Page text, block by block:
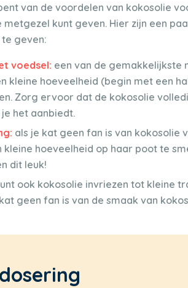
van de voordelen van kokosolie
metgezel kunt geven. Hier zijn een
geven:
voedsel: een van de gemakkelijkste
kleine hoeveelheid (begin met een
Zorg ervoor dat de kokosolie
het aanbiedt.
als je kat geen fan is van kokosolie
kleine hoeveelheid op haar poot te
dit leuk!
ook kokosolie invriezen tot kleine
geen fan is van de smaak van